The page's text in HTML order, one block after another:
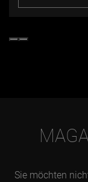
Sie möchten